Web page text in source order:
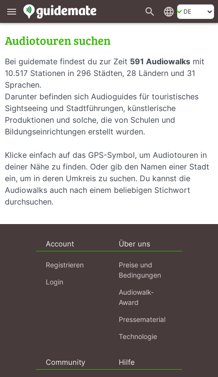
menu search language
Audiotouren suchen
Bei guidemate findest du zur Zeit 591 Audiowalks mit
10.517 Stationen in 296 Städten, 28 Ländern und 31
Sprachen.
Darunter befinden sich Audioguides für touristisches
Sightseeing und Stadtführungen, künstlerische
Produktionen und solche, die von Schulen und
Bildungseinrichtungen erstellt wurden.
Klicke einfach auf das GPS-Symbol, um Audiotouren in
deiner Nähe zu finden. Oder gib den Namen einer Stadt
ein, um in deren Umkreis zu suchen. Du kannst die
Audiowalks auch nach einem beliebigen Stichwort
durchsuchen.
Account
Registrieren
Login
Über uns
Preise und
Bedingungen
Audiowalk-
Award
Pressematerial
Technologie
Community Hilfe